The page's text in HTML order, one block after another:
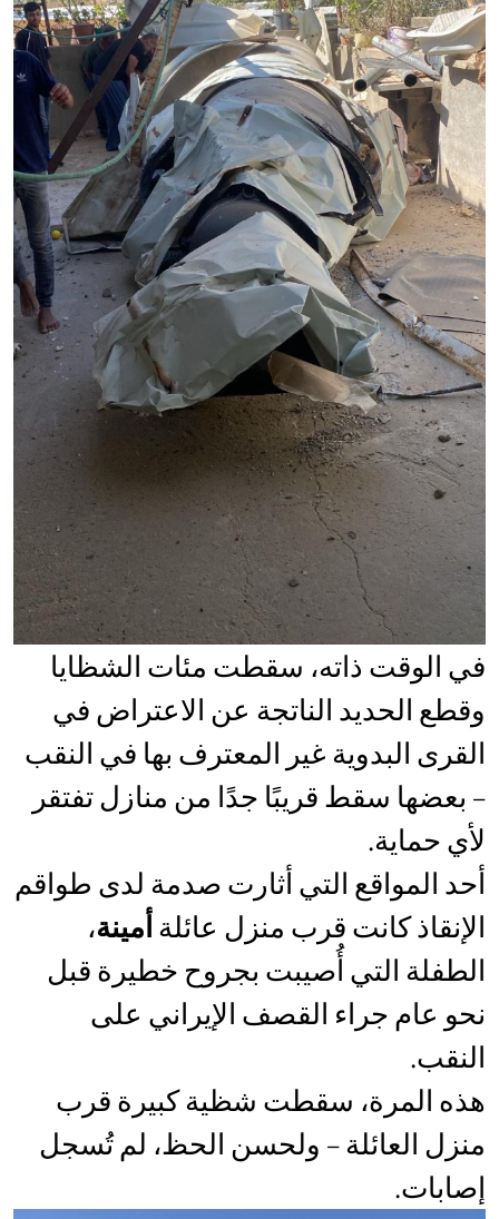
في الوقت ذاته، سقطت مئات الشظايا
وقطع الحديد الناتجة عن الاعتراض في
القرى البدوية غير المعترف بها في النقب
– بعضها سقط قريبًا جدًا من منازل تفتقر
لأي حماية.
أحد المواقع التي أثارت صدمة لدى طواقم
الإنقاذ كانت قرب منزل عائلةأمينة،
الطفلة التي أُصيبت بجروح خطيرة قبل
نحو عام جراء القصف الإيراني على
النقب.
هذه المرة، سقطت شظية كبيرة قرب
منزل العائلة – ولحسن الحظ، لم تُسجل
إصابات.